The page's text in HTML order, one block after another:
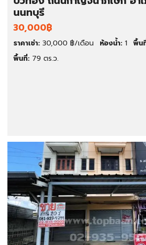
นนทบุรี
30,000฿
ราคาเช่า: 30,000 ฿/เดือน ห้องน้ำ: 1 พื้น
พื้นที่: 79 ตร.ว.